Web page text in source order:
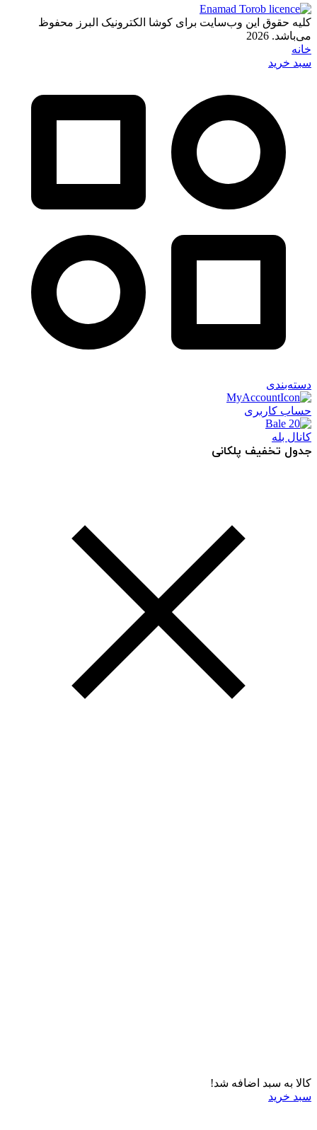
کلیه حقوق این وب‌سایت برای کوشا الکترونیک البرز محفوظ
می‌باشد. 2026
خانه
سبد خرید
دسته‌بندی
حساب کاربری
کانال بله
جدول تخفیف پلکانی
کالا به سبد اضافه شد!
سبد خرید